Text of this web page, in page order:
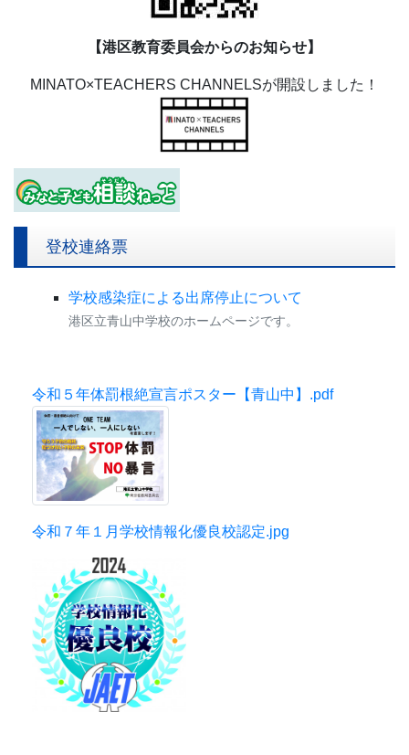
【港区教育委員会からのお知らせ】
MINATO×TEACHERS CHANNELSが開設しました！
登校連絡票
学校感染症による出席停止について
港区立青山中学校のホームページです。
令和５年体罰根絶宣言ポスター【青山中】.pdf
令和７年１月学校情報化優良校認定.jpg